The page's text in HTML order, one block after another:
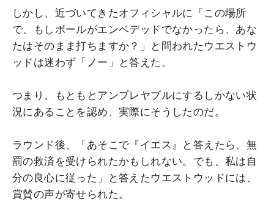
しかし、近づいてきたオフィシャルに「この場所
で、もしボールがエンベデッドでなかったら、あな
たはそのまま打ちますか？」と問われたウエストウ
ッドは迷わず「ノー」と答えた。
つまり、もともとアンプレヤブルにするしかない状
況にあることを認め、実際にそうしたのだ。
ラウンド後、「あそこで『イエス』と答えたら、無
罰の救済を受けられたかもしれない。でも、私は自
分の良心に従った」と答えたウエストウッドには、
賞賛の声が寄せられた。